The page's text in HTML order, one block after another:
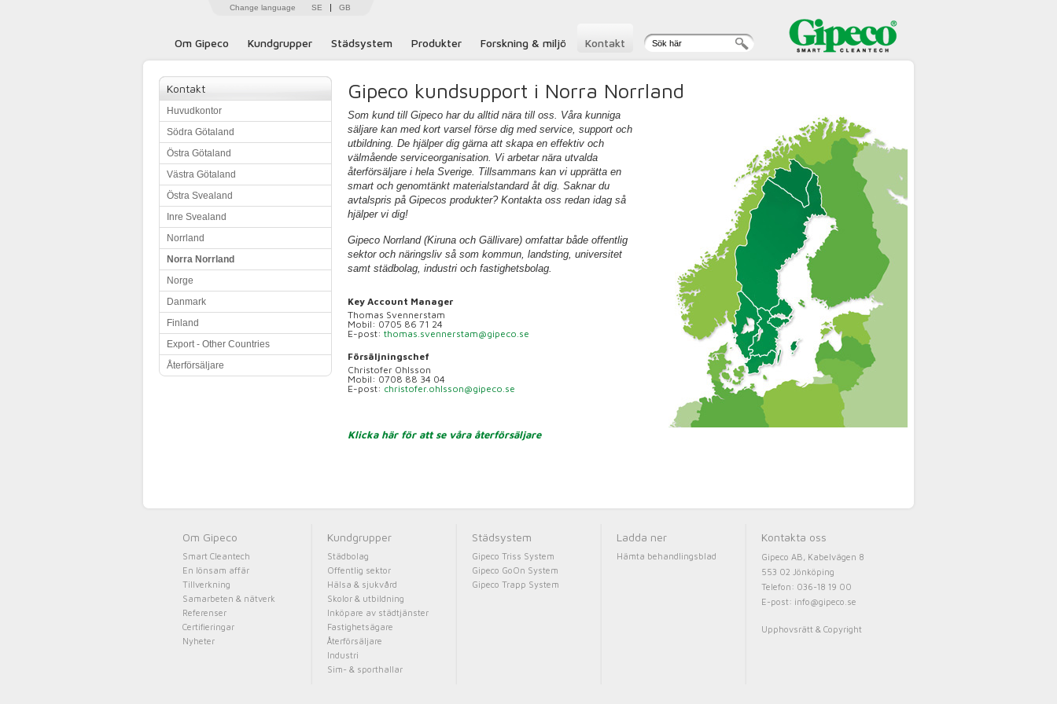
Change language SE GB
Om Gipeco Kundgrupper Städsystem Produkter Forskning & miljö Kontakt
Kontakt
Huvudkontor
Södra Götaland
Östra Götaland
Västra Götaland
Östra Svealand
Inre Svealand
Norrland
Norra Norrland
Norge
Danmark
Finland
Export - Other Countries
Återförsäljare
Gipeco kundsupport i Norra Norrland
Som kund till Gipeco har du alltid nära till oss. Våra kunniga
säljare kan med kort varsel förse dig med service, support och
utbildning. De hjälper dig gärna att skapa en effektiv och
välmående serviceorganisation. Vi arbetar nära utvalda
återförsäljare i hela Sverige. Tillsammans kan vi upprätta en
smart och genomtänkt materialstandard åt dig. Saknar du
avtalspris på Gipecos produkter? Kontakta oss redan idag så
hjälper vi dig!
Gipeco Norrland (Kiruna och Gällivare) omfattar både offentlig
sektor och näringsliv så som kommun, landsting, universitet
samt städbolag, industri och fastighetsbolag.
Key Account Manager
Thomas Svennerstam
Mobil: 0705 86 71 24
E-post: thomas.svennerstam@gipeco.se
Försäljningschef
Christofer Ohlsson
Mobil: 0708 88 34 04
E-post: christofer.ohlsson@gipeco.se
Klicka här för att se våra återförsäljare
Om Gipeco
Smart Cleantech
En lönsam affär
Tillverkning
Samarbeten & nätverk
Referenser
Certifieringar
Nyheter
Kundgrupper
Städbolag
Offentlig sektor
Hälsa & sjukvård
Skolor & utbildning
Inköpare av städtjänster
Fastighetsägare
Återförsäljare
Industri
Sim- & sporthallar
Städsystem
Gipeco Triss System
Gipeco GoOn System
Gipeco Trapp System
Ladda ner
Hämta behandlingsblad
Kontakta oss
Gipeco AB, Kabelvägen 8
553 02 Jönköping
Telefon: 036-18 19 00
E-post: info@gipeco.se
Upphovsrätt & Copyright